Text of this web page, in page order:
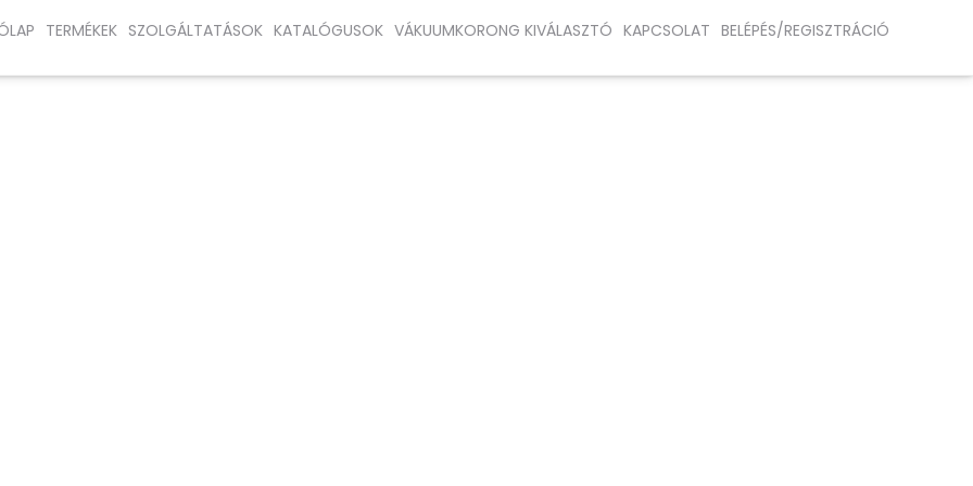
TERMÉKEK SZOLGÁLTATÁSOK KATALÓGUSOK VÁKUUMKORONG KIVÁLASZTÓ KAPCSOLAT BELÉPÉS/REGISZTRÁCIÓ